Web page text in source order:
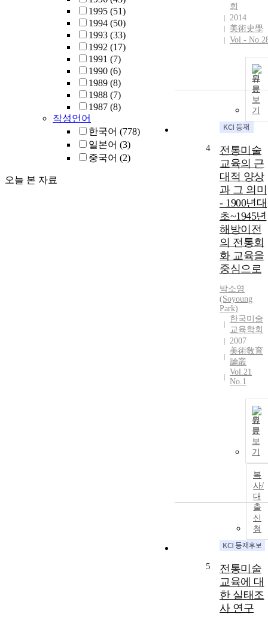
1995 (51)
1994 (50)
1993 (33)
1992 (17)
1991 (7)
1990 (6)
1989 (8)
1988 (7)
1987 (8)
작성언어
한국어 (778)
일본어 (3)
중국어 (2)
오늘 본 자료
회
2014
美術史學
Vol.-
원
문
보
기
4
전통미술
교육의 근
대적 양상
과 그 의미
- 1900년대
초~1945년
해방이전
의 전통회
화 교육을
중심으로
박소영
(Soyoung
Park)
한국미술
교육학회
2007
美術敎育
論叢
Vol.21
No.1
원
문
보
기
복
사/
대
출
신
청
5
전통미술
교육에 대
한 실태조
사 연구